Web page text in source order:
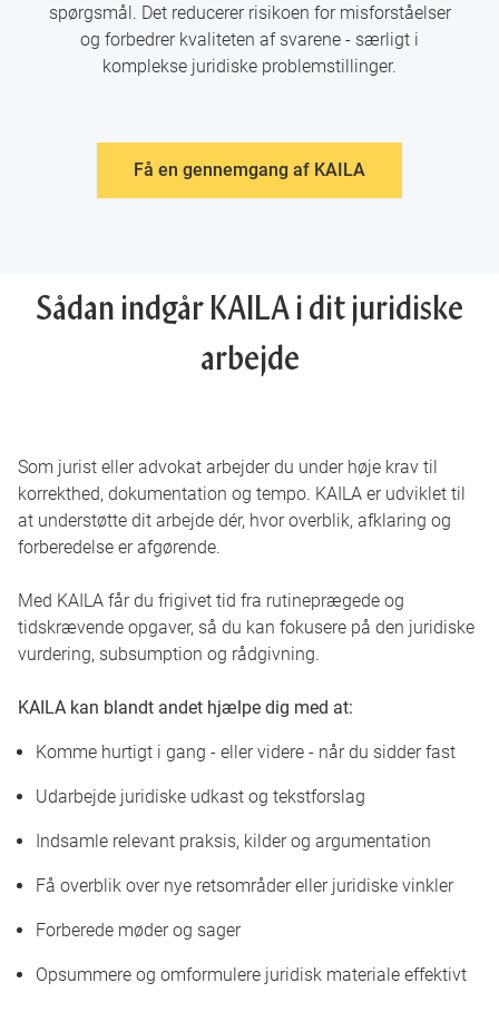
spørgsmål. Det reducerer risikoen for misforståelser
og forbedrer kvaliteten af svarene - særligt i
komplekse juridiske problemstillinger.
Få en gennemgang af KAILA
Sådan indgår KAILA i dit juridiske
arbejde
Som jurist eller advokat arbejder du under høje krav til
korrekthed, dokumentation og tempo. KAILA er udviklet til
at understøtte dit arbejde dér, hvor overblik, afklaring og
forberedelse er afgørende.
Med KAILA får du frigivet tid fra rutineprægede og
tidskrævende opgaver, så du kan fokusere på den juridiske
vurdering, subsumption og rådgivning.
KAILA kan blandt andet hjælpe dig med at:
Komme hurtigt i gang - eller videre - når du sidder fast
Udarbejde juridiske udkast og tekstforslag
Indsamle relevant praksis, kilder og argumentation
Få overblik over nye retsområder eller juridiske vinkler
Forberede møder og sager
Opsummere og omformulere juridisk materiale effektivt